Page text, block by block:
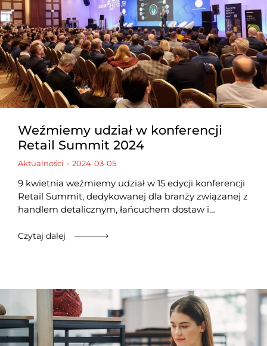
Weźmiemy udział w konferencji
Retail Summit 2024
Aktualności 2024-03-05
9 kwietnia weźmiemy udział w 15 edycji konferencji
Retail Summit, dedykowanej dla branży związanej z
handlem detalicznym, łańcuchem dostaw i…
Czytaj dalej